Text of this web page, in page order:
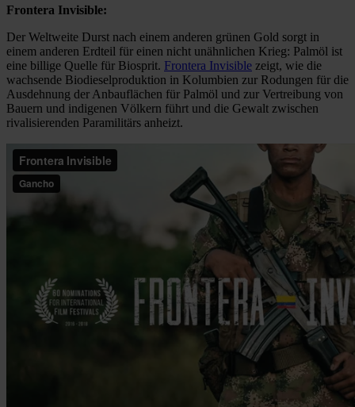
Frontera Invisible:
Der Weltweite Durst nach einem anderen grünen Gold sorgt in
einem anderen Erdteil für einen nicht unähnlichen Krieg: Palmöl ist
eine billige Quelle für Biosprit. Frontera Invisible zeigt, wie die
wachsende Biodieselproduktion in Kolumbien zur Rodungen für die
Ausdehnung der Anbauflächen für Palmöl und zur Vertreibung von
Bauern und indigenen Völkern führt und die Gewalt zwischen
rivalisierenden Paramilitärs anheizt.